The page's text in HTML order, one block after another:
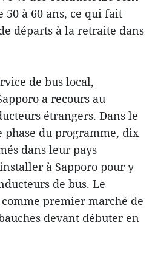
50 à 60 ans, ce qui fait
départs à la retraite dans
de bus local,
a recours au
étrangers. Dans le
phase du programme, dix
dans leur pays
à Sapporo pour y
de bus. Le
premier marché de
devant débuter en